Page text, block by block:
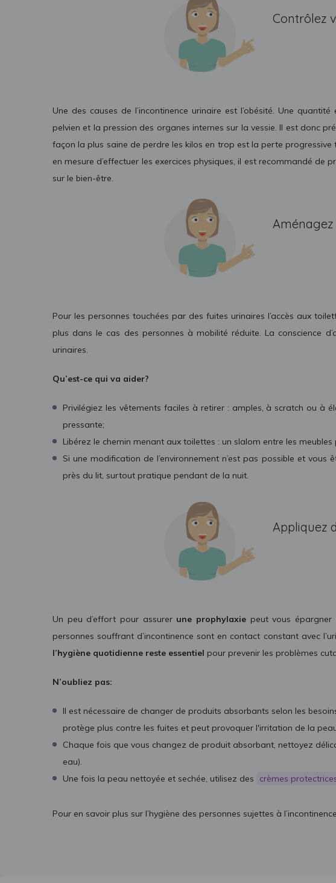
Contrôlez
Une des causes de l’incontinence urinaire est l’obésité. Une
pelvien et la pression des organes internes sur la vessie. Il est donc
façon la plus saine de perdre les kilos en trop est la perte
en mesure d’effectuer les exercices physiques, il est recommandé
sur le bien-être.
Aménagez
Pour les personnes touchées par des fuites urinaires l’accès aux
plus dans le cas des personnes à mobilité réduite. La conscience
urinaires.
Qu’est-ce qui va aider?
Privilégiez les vêtements faciles à retirer : amples, à scratch ou à
pressante;
Libérez le chemin menant aux toilettes : un slalom entre les
Si une modification de l’environnement n’est pas possible et
près du lit, surtout pratique pendant de la nuit.
Appliquez
Un peu d’effort pour assurer une prophylaxie peut vous
personnes souffrant d’incontinence sont en contact constant avec
l’hygiène quotidienne reste essentiel pour prevenir les problèmes
N’oubliez pas:
Il est nécessaire de changer de produits absorbants selon les
protège plus contre les fuites et peut provoquer l'irritation de la
Chaque fois que vous changez de produit absorbant, nettoyez
eau).
Une fois la peau nettoyée et sechée, utilisez des
crèmes
Pour en savoir plus sur l’hygiène des personnes sujettes à